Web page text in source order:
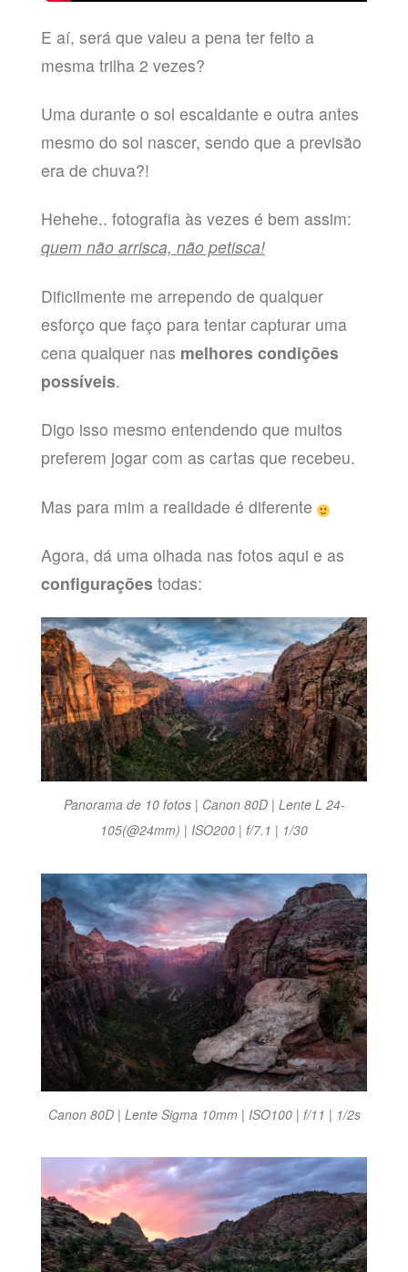
E aí, será que valeu a pena ter feito a
mesma trilha 2 vezes?
Uma durante o sol escaldante e outra antes
mesmo do sol nascer, sendo que a previsão
era de chuva?!
Hehehe.. fotografia às vezes é bem assim:
quem não arrisca, não petisca!
Dificilmente me arrependo de qualquer
esforço que faço para tentar capturar uma
cena qualquer nas melhores condições
possíveis.
Digo isso mesmo entendendo que muitos
preferem jogar com as cartas que recebeu.
Mas para mim a realidade é diferente
Agora, dá uma olhada nas fotos aqui e as
configurações todas:
Panorama de 10 fotos | Canon 80D | Lente L 24-
105(@24mm) | ISO200 | f/7.1 | 1/30
Canon 80D | Lente Sigma 10mm | ISO100 | f/11 | 1/2s